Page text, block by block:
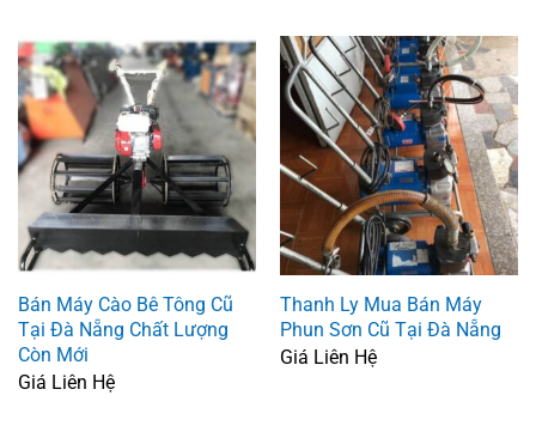
Bán Máy Cào Bê Tông Cũ
Tại Đà Nẵng Chất Lượng
Còn Mới
Giá Liên Hệ
Thanh Ly Mua Bán Máy
Phun Sơn Cũ Tại Đà Nẵng
Giá Liên Hệ